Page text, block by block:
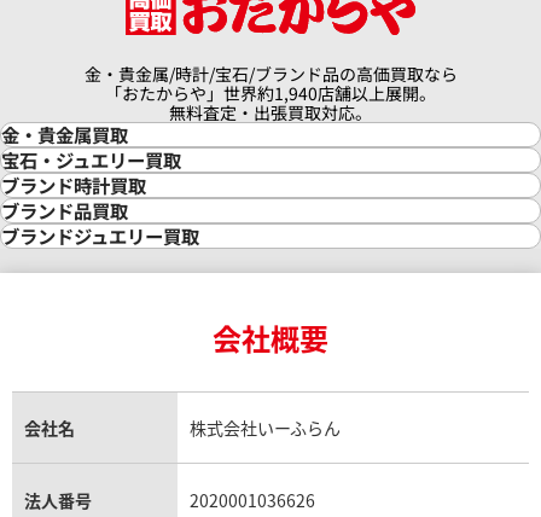
ンテール LM デイト
格
日時点の参考買取価格です
カルティエ パンテール リュ
W61001T9
参考買取価格
190,000円
※2025年4月9日時点の参考買
金・貴金属/時計/宝石/ブランド品の高価買取なら
「おたからや」世界約1,940店舗以上展開。
無料査定・出張買取対応。
金・貴金属買取
金買取
金の相場価格情報
金の参考買取価格一覧
インゴット買取
インゴットの相場価格情報
24金買取
金貨買取
貴金属買取
銀・シルバー買取
パラジウム買取
宝石・ジュエリー買取
宝石・ジュエリー買取
ダイヤモンド買取
ダイヤモンド・宝石の参考価格一覧
リング・結婚指輪買取
エメラルド買取
トパーズ買取
タンザナイト買取
キャッツアイ買取
ブランド時計買取
時計買取
ロレックス買取
ロレックス デイトナ買取
ロレックス サブマリーナー買取
ロレックス エクスプローラー買取
ロレックス デイトジャスト買取
パテック フィリップノーチラス買取
ヴァシュロン・コンスタンタン買取
ブランド品買取
ブランド買取
シャネル マトラッセ買取
セリーヌ買取
ブランドジュエリー買取
ヴァンクリーフ＆アーペル買取
ショーメ買取
ダミアーニ買取
会社概要
会社名 株式会社いーふらん
法人番号 2020001036626